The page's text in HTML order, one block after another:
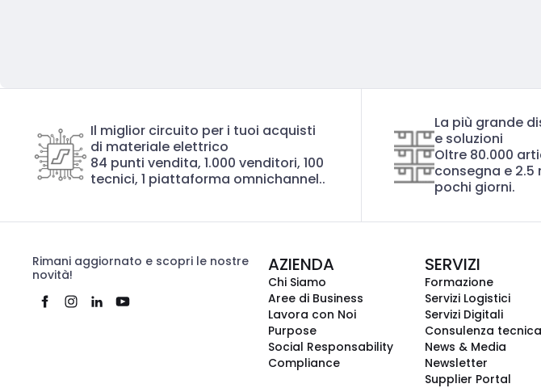
Il miglior circuito per i tuoi acquisti
di materiale elettrico
84 punti vendita, 1.000 venditori, 100
tecnici, 1 piattaforma omnichannel..
La più grande
e soluzioni
Oltre 80.000
consegna e 2.5
pochi giorni.
Rimani aggiornato e scopri le nostre
novità!
AZIENDA
Chi Siamo
Aree di Business
Lavora con Noi
Purpose
Social Responsability
Compliance
SERVIZI
Formazione
Servizi Logistici
Servizi Digitali
Consulenza tecnica
News & Media
Newsletter
Supplier Portal